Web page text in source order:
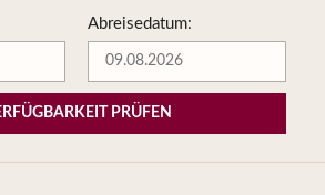
Abreisedatum:
PRÜFEN